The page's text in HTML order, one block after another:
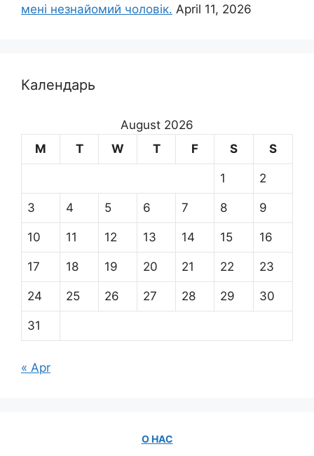
мені незнайомий чоловік. April 11, 2026
Календарь
August 2026
M
T W T F S S
1 2
3 4 5 6 7 8 9
10 11 12 13 14 15 16
17 18 19 20 21 22 23
24 25 26 27 28 29 30
31
« Apr
О НАС